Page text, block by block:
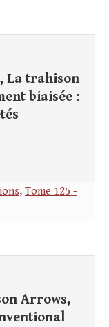
La trahison
biaisée :
, Tome 125 -
Arrows,